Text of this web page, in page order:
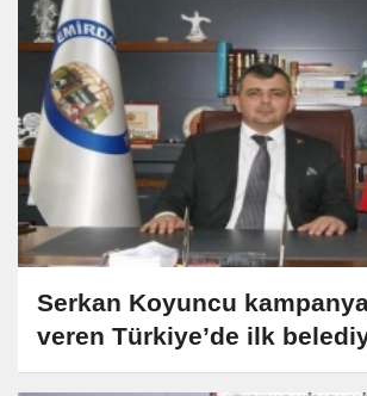
Serkan Koyuncu
veren Türkiye’de ilk
oldu